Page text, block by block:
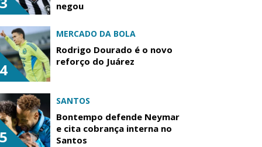
negou
4
MERCADO DA BOLA
Rodrigo Dourado é o novo
reforço do Juárez
5
SANTOS
Bontempo defende Neymar
e cita cobrança interna no
Santos